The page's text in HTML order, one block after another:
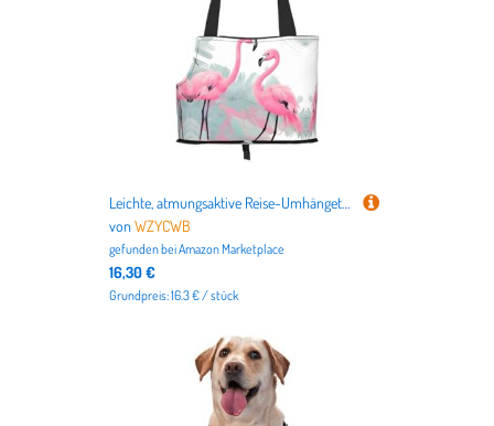
Leichte, atmungsaktive Reise-Umhängetasche für kleine Haustiere, WZYCWB rosa Flamingo-bedruckte Haustier-Umhängetasche
vonWZYCWB
gefunden beiAmazon Marketplace
16,30 €
Grundpreis: 16.3 € / stück